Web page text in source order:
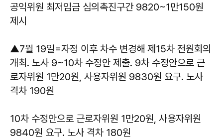
공익위원 최저임금 심의촉진구간 9820~1만150원
제시
▲7월 19일=자정 이후 차수 변경해 제15차 전원회의
개최. 노사 9~10차 수정안 제출. 9차 수정안으로 근
로자위원 1만20원, 사용자위원 9830원 요구. 노사
격차 190원
10차 수정안으로 근로자위원 1만20원, 사용자위원
9840원 요구. 노사 격차 180원